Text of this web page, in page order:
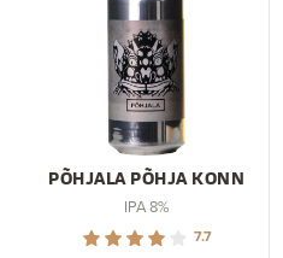
PÕHJALA PÕHJA KONN
IPA 8%
7.7